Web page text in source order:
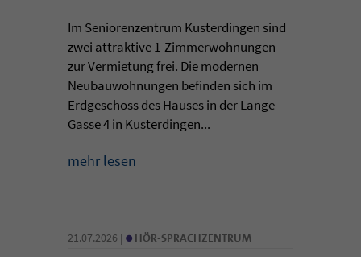
Im Seniorenzentrum Kusterdingen sind
zwei attraktive 1-Zimmerwohnungen
zur Vermietung frei. Die modernen
Neubauwohnungen befinden sich im
Erdgeschoss des Hauses in der Lange
Gasse 4 in Kusterdingen...
mehr lesen
21.07.2026 | • HÖR-SPRACHZENTRUM